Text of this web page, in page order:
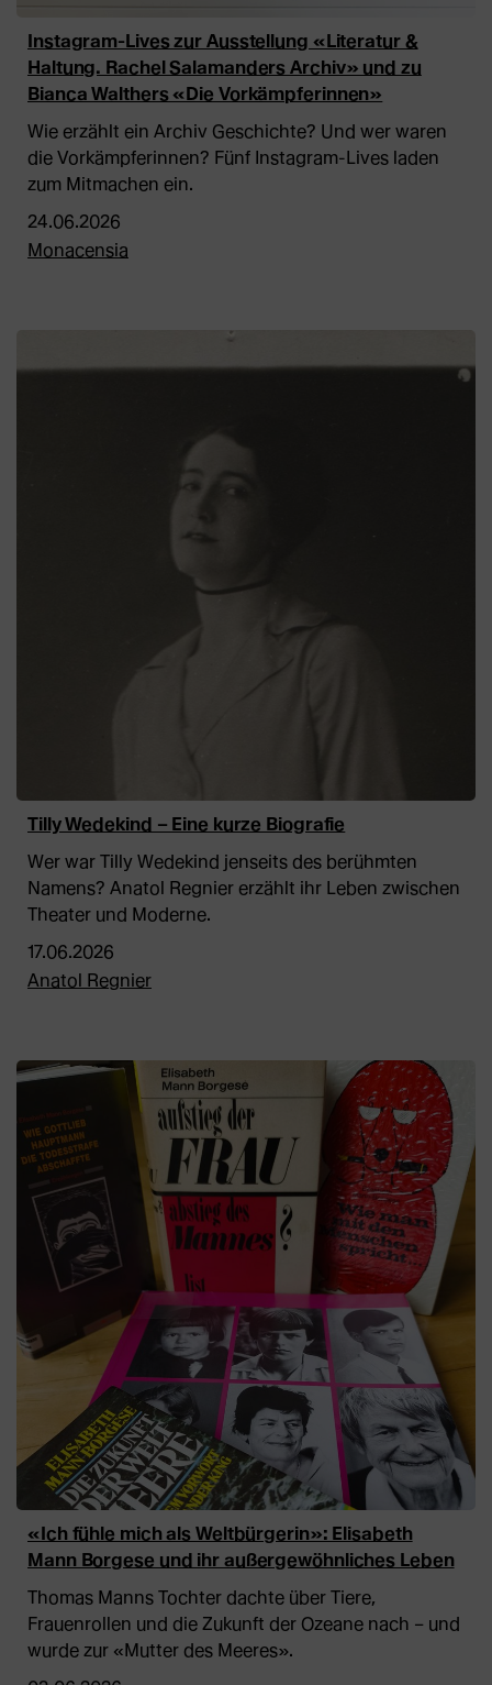
Instagram-Lives zur Ausstellung «Literatur &
Haltung. Rachel Salamanders Archiv» und zu
Bianca Walthers «Die Vorkämpferinnen»
Wie erzählt ein Archiv Geschichte? Und wer waren
die Vorkämpferinnen? Fünf Instagram-Lives laden
zum Mitmachen ein.
24.06.2026
Monacensia
Tilly Wedekind – Eine kurze Biografie
Wer war Tilly Wedekind jenseits des berühmten
Namens? Anatol Regnier erzählt ihr Leben zwischen
Theater und Moderne.
17.06.2026
Anatol Regnier
«Ich fühle mich als Weltbürgerin»: Elisabeth
Mann Borgese und ihr außergewöhnliches Leben
Thomas Manns Tochter dachte über Tiere,
Frauenrollen und die Zukunft der Ozeane nach – und
wurde zur «Mutter des Meeres».